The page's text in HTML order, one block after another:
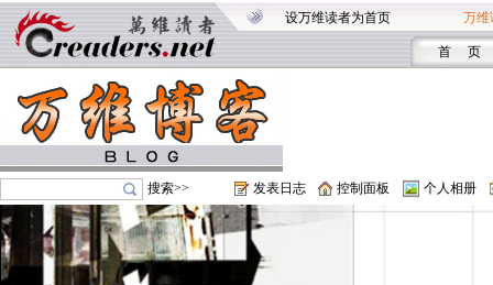
设万维读者为首页 万维
首 页
搜索>> 发表日志 控制面板 个人相册